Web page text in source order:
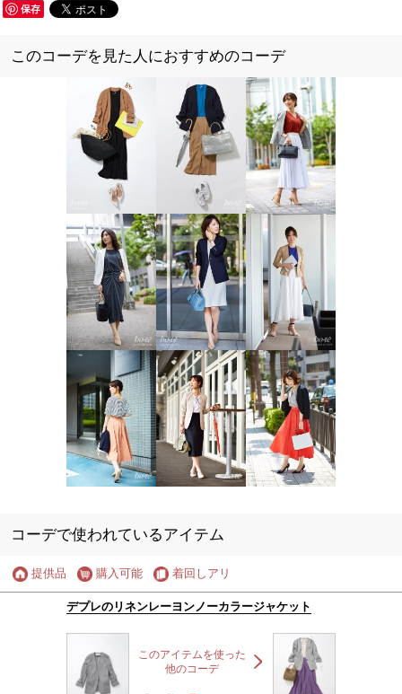
保存
このコーデを見た人におすすめのコーデ
コーデで使われているアイテム
提供品 購入可能 着回しアリ
デプレのリネンレーヨンノーカラージャケット
このアイテムを使った
他のコーデ